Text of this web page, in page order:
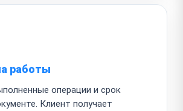
работы
операции и срок
Клиент получает